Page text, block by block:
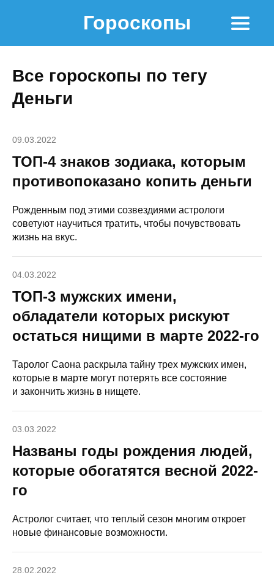
Гороскопы
Все гороскопы по тегу
Деньги
09.03.2022
ТОП-4 знаков зодиака, которым
противопоказано копить деньги
Рожденным под этими созвездиями астрологи
советуют научиться тратить, чтобы почувствовать
жизнь на вкус.
04.03.2022
ТОП-3 мужских имени,
обладатели которых рискуют
остаться нищими в марте 2022-го
Таролог Саона раскрыла тайну трех мужских имен,
которые в марте могут потерять все состояние
и закончить жизнь в нищете.
03.03.2022
Названы годы рождения людей,
которые обогатятся весной 2022-
го
Астролог считает, что теплый сезон многим откроет
новые финансовые возможности.
28.02.2022